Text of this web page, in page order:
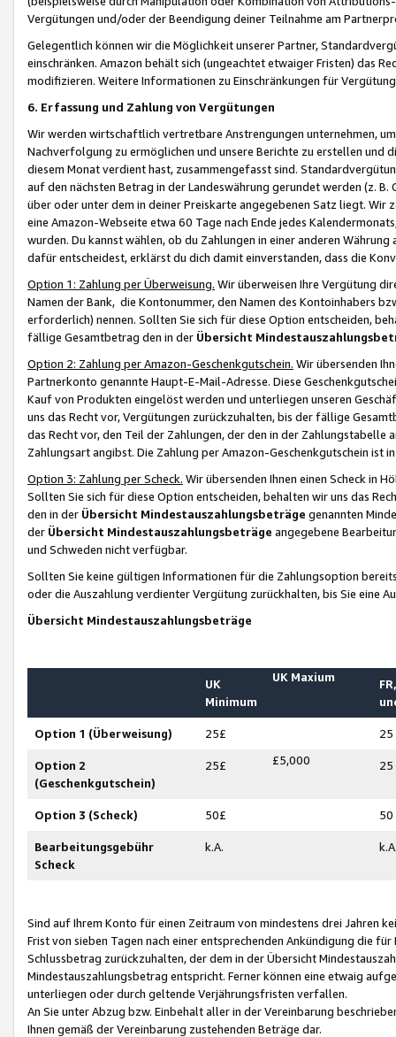
Vergütungen und/oder der Beendigung deiner Teilnahme am
Gelegentlich können wir die Möglichkeit unserer Partner,
einschränken. Amazon behält sich (ungeachtet etwaiger Fristen) das
modifizieren. Weitere Informationen zu Einschränkungen für
6. Erfassung und Zahlung von Vergütungen
Wir werden wirtschaftlich vertretbare Anstrengungen unternehmen,
Nachverfolgung zu ermöglichen und unsere Berichte zu erstellen und
diesem Monat verdient hast, zusammengefasst sind.
auf den nächsten Betrag in der Landeswährung gerundet werden (z.
über oder unter dem in deiner Preiskarte angegebenen Satz liegt.
eine Amazon-Webseite etwa 60 Tage nach Ende jedes
wurden. Du kannst wählen, ob du Zahlungen in einer anderen
dafür entscheidest, erklärst du dich damit einverstanden, dass die
Option 1: Zahlung per Überweisung. Wir überweisen Ihre Vergütung
Namen der Bank, die Kontonummer, den Namen des Kontoinhabers
erforderlich) nennen. Sollten Sie sich für diese Option entscheiden,
fällige Gesamtbetrag den in der Übersicht
Option 2: Zahlung per Amazon-Geschenkgutschein. Wir übersenden
Partnerkonto genannte Haupt-E-Mail-Adresse. Diese
Kauf von Produkten eingelöst werden und unterliegen unseren
uns das Recht vor, Vergütungen zurückzuhalten, bis der fällige
das Recht vor, den Teil der Zahlungen, der den in der
Zahlungsart angibst. Die Zahlung per Amazon-Geschenkgutschein ist
Option 3: Zahlung per Scheck. Wir übersenden Ihnen einen Scheck in
Sollten Sie sich für diese Option entscheiden, behalten wir uns das
den in der Übersicht Mindestauszahlungsbeträge genannten
der Übersicht Mindestauszahlungsbeträge angegebene
und Schweden nicht verfügbar.
Sollten Sie keine gültigen Informationen für die Zahlungsoption
oder die Auszahlung verdienter Vergütung zurückhalten, bis Sie
Übersicht Mindestauszahlungsbeträge
UK
Minimum
UK Maxium
Option 1 (Überweisung) 25£ 25
Option 2
(Geschenkgutschein)
25£ £5,000 25
Option 3 (Scheck) 50£ 50
Bearbeitungsgebühr
Scheck
k.A.
Sind auf Ihrem Konto für einen Zeitraum von mindestens drei Jahren
Frist von sieben Tagen nach einer entsprechenden Ankündigung die
Schlussbetrag zurückzuhalten, der dem in der Übersicht
Mindestauszahlungsbetrag entspricht. Ferner können eine etwaig
unterliegen oder durch geltende Verjährungsfristen verfallen.
An Sie unter Abzug bzw. Einbehalt aller in der Vereinbarung
Ihnen gemäß der Vereinbarung zustehenden Beträge dar.